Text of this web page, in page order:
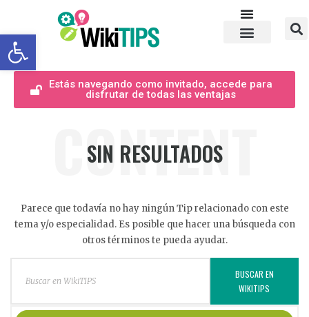
Abrir barra de herramientas
Estás navegando como invitado, accede para
disfrutar de todas las ventajas
CONTENT
SIN RESULTADOS
Parece que todavía no hay ningún Tip relacionado con este
tema y/o especialidad. Es posible que hacer una búsqueda con
otros términos te pueda ayudar.
BUSCAR EN
WIKITIPS